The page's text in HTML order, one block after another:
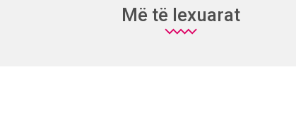
Më të lexuarat